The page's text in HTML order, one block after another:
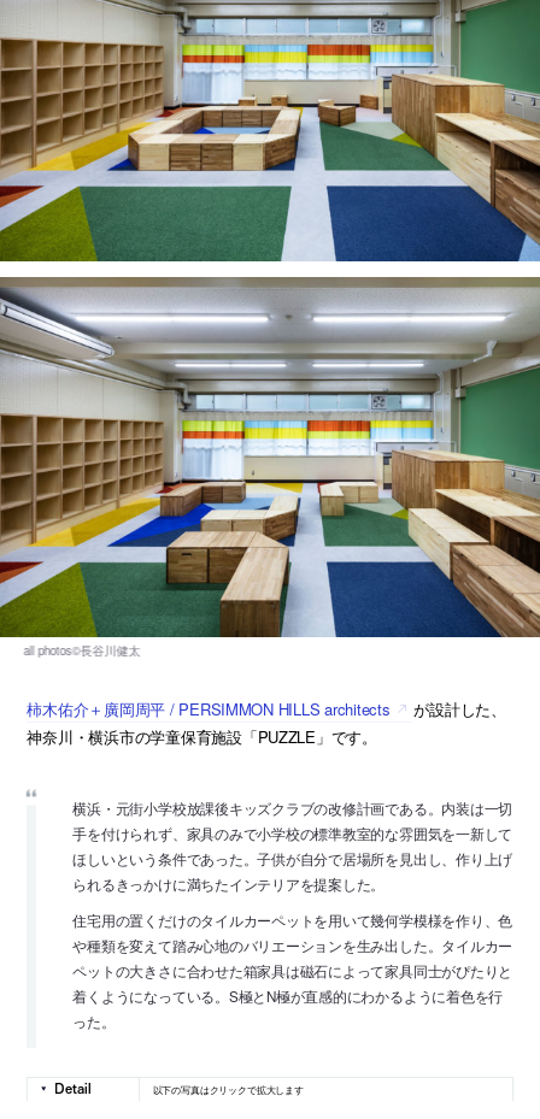
柿木佑介＋廣岡周平 / PERSIMMON HILLS architects
が設計した、
神奈川・横浜市の学童保育施設「PUZZLE」です。
横浜・元街小学校放課後キッズクラブの改修計画である。内装は一切
手を付けられず、家具のみで小学校の標準教室的な雰囲気を一新して
ほしいという条件であった。子供が自分で居場所を見出し、作り上げ
られるきっかけに満ちたインテリアを提案した。
住宅用の置くだけのタイルカーペットを用いて幾何学模様を作り、色
や種類を変えて踏み心地のバリエーションを生み出した。タイルカー
ペットの大きさに合わせた箱家具は磁石によって家具同士がぴたりと
着くようになっている。S極とN極が直感的にわかるように着色を行
った。
以下の写真はクリックで拡大します